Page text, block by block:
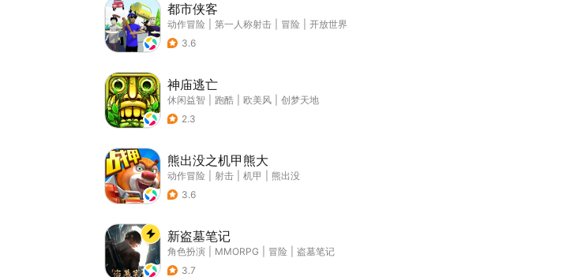
都市侠客
动作冒险 第一人称射击 冒险
开放世界
3.6
神庙逃亡
休闲益智 跑酷 欧美风
创梦天地
2.3
熊出没之机甲熊大
动作冒险 射击 机甲
熊出没
3.6
新盗墓笔记
角色扮演 MMORPG 冒险
盗墓笔记
3.7